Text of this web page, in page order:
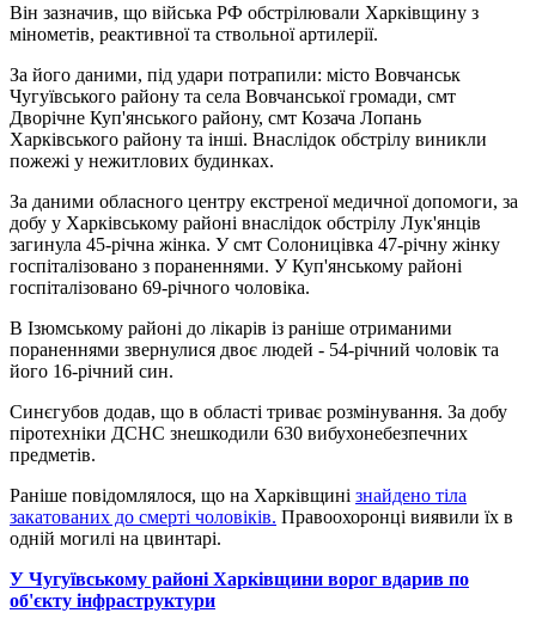
Він зазначив, що війська РФ обстрілювали Харківщину з
мінометів, реактивної та ствольної артилерії.
За його даними, під удари потрапили: місто Вовчанськ
Чугуївського району та села Вовчанської громади, смт
Дворічне Куп'янського району, смт Козача Лопань
Харківського району та інші. Внаслідок обстрілу виникли
пожежі у нежитлових будинках.
За даними обласного центру екстреної медичної допомоги, за
добу у Харківському районі внаслідок обстрілу Лук'янців
загинула 45-річна жінка. У смт Солоницівка 47-річну жінку
госпіталізовано з пораненнями. У Куп'янському районі
госпіталізовано 69-річного чоловіка.
В Ізюмському районі до лікарів із раніше отриманими
пораненнями звернулися двоє людей - 54-річний чоловік та
його 16-річний син.
Синєгубов додав, що в області триває розмінування. За добу
піротехніки ДСНС знешкодили 630 вибухонебезпечних
предметів.
Раніше повідомлялося, що на Харківщині знайдено тіла
закатованих до смерті чоловіків. Правоохоронці виявили їх в
одній могилі на цвинтарі.
У Чугуївському районі Харківщини ворог вдарив по
об'єкту інфраструктури